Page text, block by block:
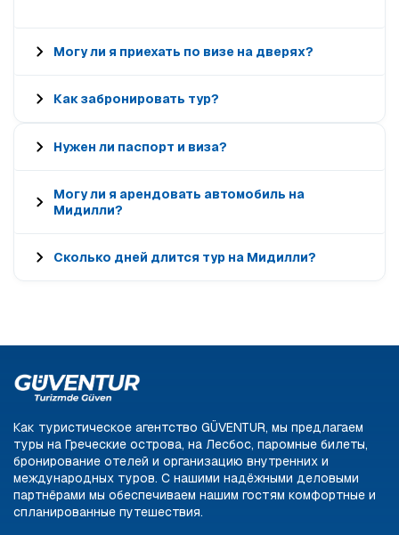
Могу ли я приехать по визе на дверях?
Как забронировать тур?
Нужен ли паспорт и виза?
Могу ли я арендовать автомобиль на
Мидилли?
Сколько дней длится тур на Мидилли?
Как туристическое агентство GÜVENTUR, мы предлагаем
туры на Греческие острова, на Лесбос, паромные билеты,
бронирование отелей и организацию внутренних и
международных туров. С нашими надёжными деловыми
партнёрами мы обеспечиваем нашим гостям комфортные и
спланированные путешествия.